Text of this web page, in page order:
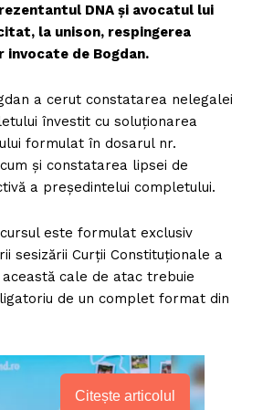
DNA și avocatul lui
la unison, respingerea
de Bogdan.
a cerut constatarea nelegalei
învestit cu soluționarea
formulat în dosarul nr.
și constatarea lipsei de
a președintelui completului.
este formulat exclusiv
sesizării Curții Constituționale a
această cale de atac trebuie
de un complet format din
Citește articolul